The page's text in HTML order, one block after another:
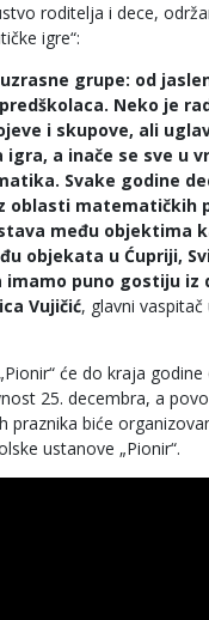
roditelja i dece,
igre“:
grupe: od
Neko je
i skupove, ali
a inače se sve u
Svake godine
oblasti matematičkih
među objektima
objekata u Ćupriji,
imamo puno gostiju iz
Vujičić, glavni vaspitač
će do kraja
25. decembra, a
praznika biće
ustanove „Pionir“.